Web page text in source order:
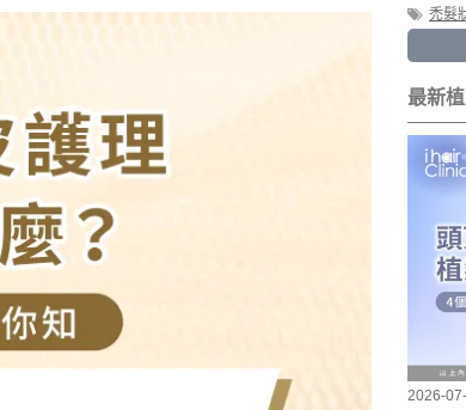
禿髮
最新
2026-